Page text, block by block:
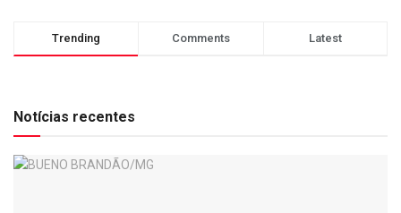
Trending Comments Latest
Notícias recentes